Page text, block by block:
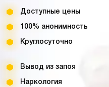
Доступные цены
100% анонимность
Круглосуточно
Вывод из запоя
Наркология